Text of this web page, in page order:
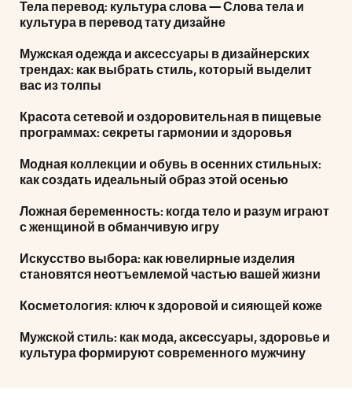
Тела перевод: культура слова — Слова тела и
культура в перевод тату дизайне
Мужская одежда и аксессуары в дизайнерских
трендах: как выбрать стиль, который выделит
вас из толпы
Красота сетевой и оздоровительная в пищевые
программах: секреты гармонии и здоровья
Модная коллекции и обувь в осенних стильных:
как создать идеальный образ этой осенью
Ложная беременность: когда тело и разум играют
с женщиной в обманчивую игру
Искусство выбора: как ювелирные изделия
становятся неотъемлемой частью вашей жизни
Косметология: ключ к здоровой и сияющей коже
Мужской стиль: как мода, аксессуары, здоровье и
культура формируют современного мужчину